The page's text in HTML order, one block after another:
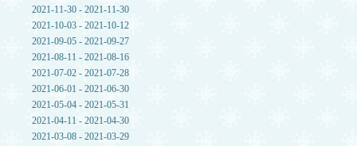
2021-11-30 - 2021-11-30
2021-10-03 - 2021-10-12
2021-09-05 - 2021-09-27
2021-08-11 - 2021-08-16
2021-07-02 - 2021-07-28
2021-06-01 - 2021-06-30
2021-05-04 - 2021-05-31
2021-04-11 - 2021-04-30
2021-03-08 - 2021-03-29